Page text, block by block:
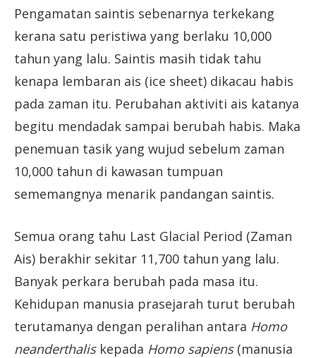
Pengamatan saintis sebenarnya terkekang
kerana satu peristiwa yang berlaku 10,000
tahun yang lalu. Saintis masih tidak tahu
kenapa lembaran ais (ice sheet) dikacau habis
pada zaman itu. Perubahan aktiviti ais katanya
begitu mendadak sampai berubah habis. Maka
penemuan tasik yang wujud sebelum zaman
10,000 tahun di kawasan tumpuan
sememangnya menarik pandangan saintis.
Semua orang tahu Last Glacial Period (Zaman
Ais) berakhir sekitar 11,700 tahun yang lalu.
Banyak perkara berubah pada masa itu.
Kehidupan manusia prasejarah turut berubah
terutamanya dengan peralihan antara Homo
neanderthalis kepada Homo sapiens (manusia